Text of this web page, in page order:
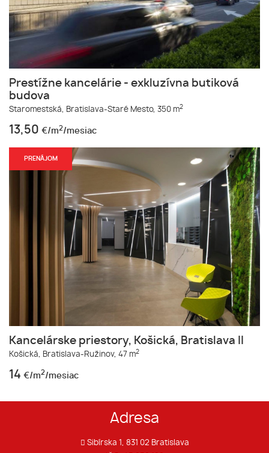
Prestížne kancelárie - exkluzívna butiková
budova
Staromestská, Bratislava-Staré Mesto, 350 m2
13,50 €/m2/mesiac
PRENÁJOM
Kancelárske priestory, Košická, Bratislava II
Košická, Bratislava-Ružinov, 47 m2
14 €/m2/mesiac
Adresa
Sibírska 1, 831 02 Bratislava